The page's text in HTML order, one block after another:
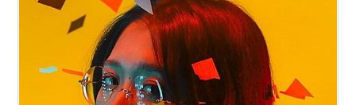
の宿題集に参加)
ホープ・ユー・アー・ウェル
ズ
アーティスト:
テニスコーツ